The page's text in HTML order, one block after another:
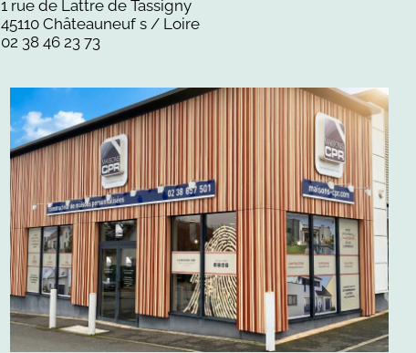
1 rue de Lattre de Tassigny
45110 Châteauneuf s / Loire
02 38 46 23 73